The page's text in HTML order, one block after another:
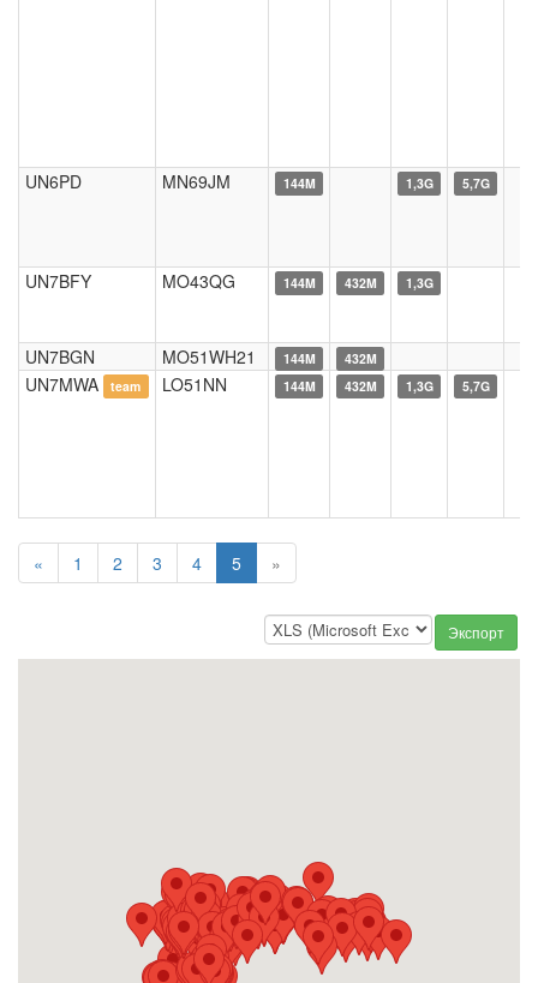
UN6PD MN69JM 144M 1,3G 5,7G
UN7BFY MO43QG 144M 432M 1,3G
UN7BGN MO51WH21 144M 432M
UN7MWA team LO51NN 144M 432M 1,3G 5,7G
« 1 2 3 4 5 »
Экспорт